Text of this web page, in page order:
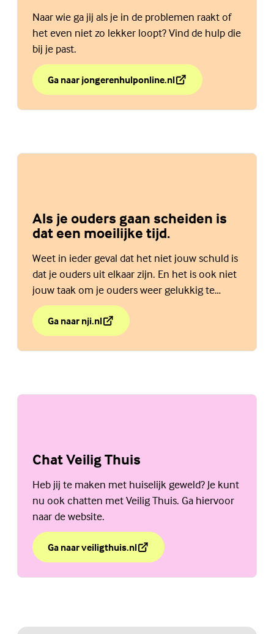
Naar wie ga jij als je in de problemen raakt of
het even niet zo lekker loopt? Vind de hulp die
bij je past.
Ga naar jongerenhulponline.nl
over Weet jij de weg naar hulp?
(Externe link)
Als je ouders gaan scheiden is
dat een moeilijke tijd.
Weet in ieder geval dat het niet jouw schuld is
dat je ouders uit elkaar zijn. En het is ook niet
jouw taak om je ouders weer gelukkig te
maken. Bekijk de website van het NJi.
Ga naar nji.nl
over Als je ouders gaan scheiden is dat een moeilijke
(Externe link)
Chat Veilig Thuis
Heb jij te maken met huiselijk geweld? Je kunt
nu ook chatten met Veilig Thuis. Ga hiervoor
naar de website.
Ga naar veiligthuis.nl
over Chat Veilig Thuis
(Externe link)